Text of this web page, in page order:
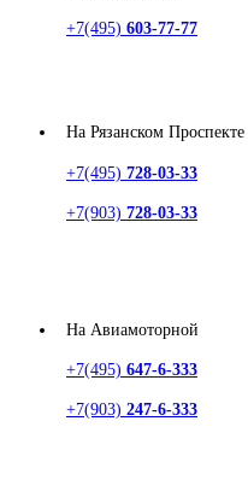
+7(495) 603-77-77
На Рязанском Проспекте
+7(495) 728-03-33
+7(903) 728-03-33
На Авиамоторной
+7(495) 647-6-333
+7(903) 247-6-333